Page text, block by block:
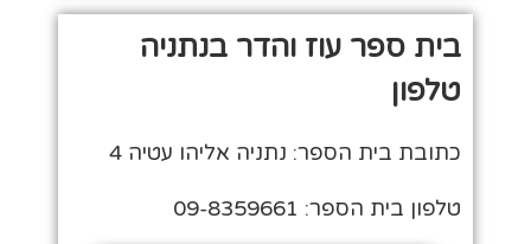
בית ספר עוז והדר בנתניה
טלפון
כתובת בית הספר: נתניה אליהו עטיה 4
טלפון בית הספר: 09-8359661